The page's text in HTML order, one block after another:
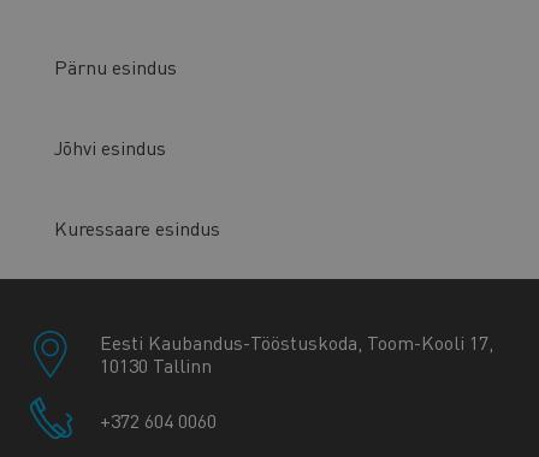
Pärnu esindus
Jõhvi esindus
Kuressaare esindus
Eesti Kaubandus-Tööstuskoda, Toom-Kooli 17,
10130 Tallinn
+372 604 0060